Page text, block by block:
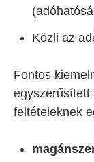
Közli az
Fontos
egyszerűsített
feltételeknek